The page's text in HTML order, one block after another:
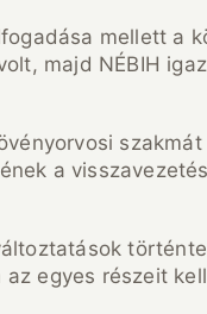
mellett a
majd NÉBIH
a
egyes részeit